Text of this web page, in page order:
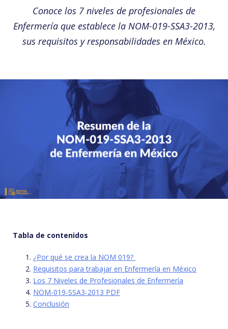
Conoce los 7 niveles de profesionales de
Enfermería que establece la NOM-019-SSA3-2013,
sus requisitos y responsabilidades en México.
Tabla de contenidos
¿Por qué se crea la NOM 019?
Requisitos para trabajar en Enfermería en México
Los 7 Niveles de Profesionales de Enfermería
NOM-019-SSA3-2013 PDF
Conclusión